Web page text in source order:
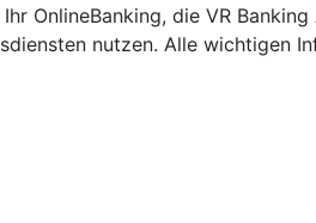
OnlineBanking, die VR
nutzen. Alle wichtigen